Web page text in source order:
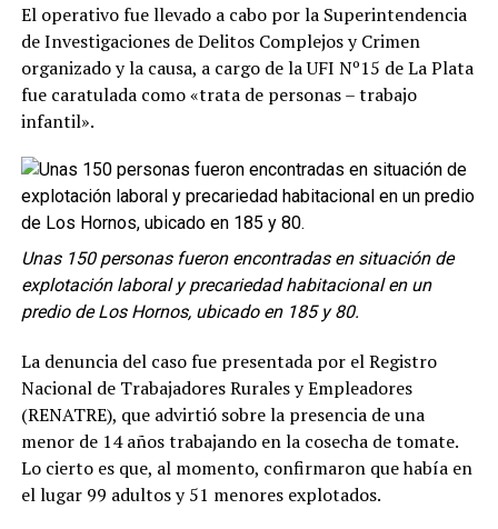
El operativo fue llevado a cabo por la Superintendencia
de Investigaciones de Delitos Complejos y Crimen
organizado y la causa, a cargo de la UFI Nº15 de La Plata
fue caratulada como «trata de personas – trabajo
infantil».
Unas 150 personas fueron encontradas en situación de
explotación laboral y precariedad habitacional en un
predio de Los Hornos, ubicado en 185 y 80.
La denuncia del caso fue presentada por el Registro
Nacional de Trabajadores Rurales y Empleadores
(RENATRE), que advirtió sobre la presencia de una
menor de 14 años trabajando en la cosecha de tomate.
Lo cierto es que, al momento, confirmaron que había en
el lugar 99 adultos y 51 menores explotados.